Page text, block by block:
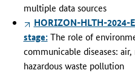
multiple data sources
HORIZON-HLTH-2024-
stage:The role of
communicable diseases:
hazardous waste pollution